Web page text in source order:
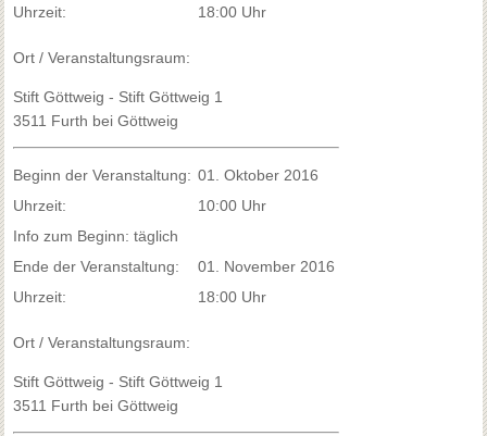
Uhrzeit:
18:00 Uhr
Ort / Veranstaltungsraum:
Stift Göttweig - Stift Göttweig 1
3511 Furth bei Göttweig
Beginn der Veranstaltung: 01. Oktober 2016
Uhrzeit:
10:00 Uhr
Info zum Beginn: täglich
Ende der Veranstaltung:
01. November 2016
Uhrzeit:
18:00 Uhr
Ort / Veranstaltungsraum:
Stift Göttweig - Stift Göttweig 1
3511 Furth bei Göttweig